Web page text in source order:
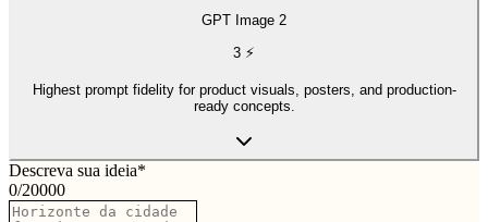
GPT Image 2
3 ⚡
Highest prompt fidelity for product visuals, posters, and production-
ready concepts.
Descreva sua ideia*
0/20000